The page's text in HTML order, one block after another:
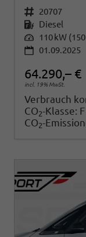
Fahrzeugnr. 20707
Kraftstoff Diesel
Leistung 110 kW (150
01.09.2025
64.290,– €
incl. 19% MwSt.
Verbrauch
CO2-Klasse: F
CO2-